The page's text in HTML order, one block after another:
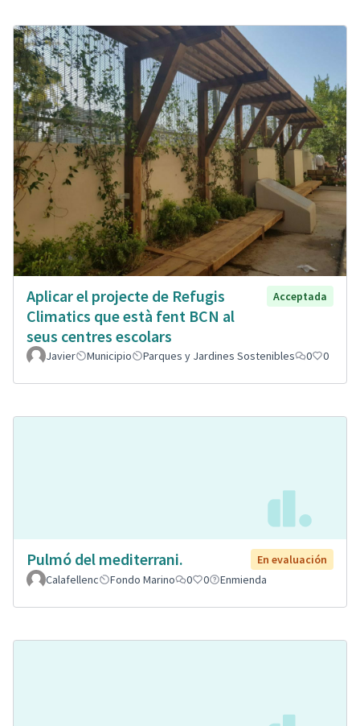
Aplicar el projecte de Refugis
Climatics que està fent BCN al
seus centres escolars
Acceptada
Javier Municipio Parques y Jardines Sostenibles 0 0
Pulmó del mediterrani.
En evaluación
Calafellenc
Fondo Marino 0 0 Enmienda